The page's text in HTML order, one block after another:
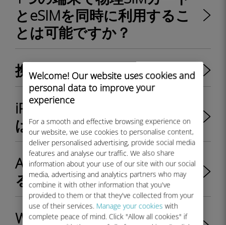
Welcome! Our website uses cookies and
personal data to improve your
experience
For a smooth and effective browsing experience on
our website, we use cookies to personalise content,
deliver personalised advertising, provide social media
features and analyse our traffic. We also share
information about your use of our site with our social
media, advertising and analytics partners who may
combine it with other information that you've
provided to them or that they've collected from your
use of their services. Manage your cookies with
complete peace of mind. Click "Allow all cookies" if
とeSIMを同時に利用するこ
とは可能ですか？
携帯電話のEIDとは？
iPhoneのEIDを閲覧する方法
は？
Android端末のEIDを閲覧す
る方法は？
Windows 10端末のEIDを閲覧